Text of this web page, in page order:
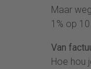
Maar
1% op
Van
Hoe hou